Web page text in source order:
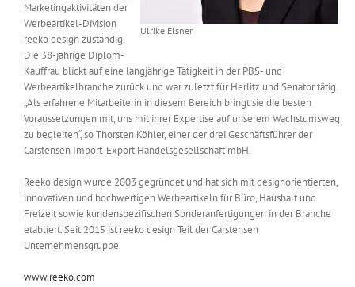
Wissen
Product Guide
Jobshop
nach:
Ulrike Elsner
Marketingaktivitäten der
Werbeartikel-Division
reeko design zuständig.
Die 38-jährige Diplom-
Kauffrau blickt auf eine langjährige Tätigkeit in der PBS- und
Werbeartikelbranche zurück und war zuletzt für Herlitz und Senator tätig.
„Als erfahrene Mitarbeiterin in diesem Bereich bringt sie die besten
Voraussetzungen mit, uns mit ihrer Expertise auf unserem Wachstumsweg
zu begleiten“, so Thorsten Köhler, einer der drei Geschäftsführer der
Carstensen Import-Export Handelsgesellschaft mbH.
Reeko design wurde 2003 gegründet und hat sich mit designorientierten,
innovativen und hochwertigen Werbeartikeln für Büro, Haushalt und
Freizeit sowie kundenspezifischen Sonderanfertigungen in der Branche
etabliert. Seit 2015 ist reeko design Teil der Carstensen
Unternehmensgruppe.
www.reeko.com